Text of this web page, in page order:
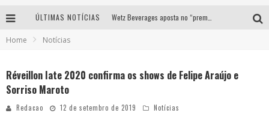
ÚLTIMAS NOTÍCIAS
Home Notícias
Réveillon Iate 2020 confirma os shows de Felipe Araújo e
Sorriso Maroto
Redacao 12 de setembro de 2019 Notícias